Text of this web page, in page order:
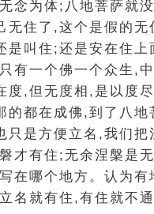
念为体;八地菩萨就
无住了,这个是假的
是叫住;还是安在住
有一个佛一个众生,
度,但无度相,是以度
的都在成佛,到了八
只是方便立名,我们
才有住;无余涅槃是
在哪个地方。认为
名就有住,有住就不通